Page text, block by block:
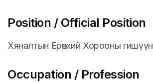
Position / Official Position
Хяналтын Ерөнхий Хорооны гишүүн
Occupation / Profession